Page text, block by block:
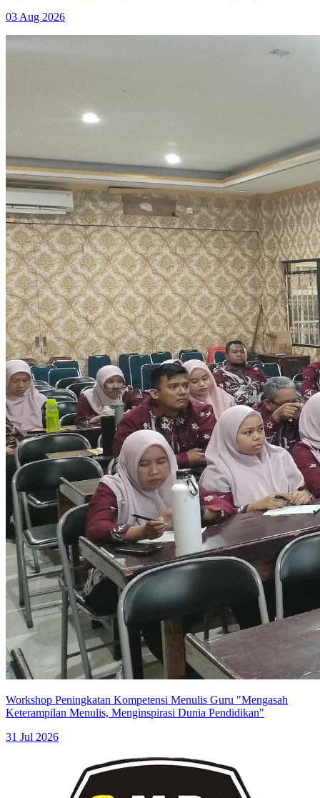
03 Aug 2026
Workshop Peningkatan Kompetensi Menulis Guru "Mengasah
Keterampilan Menulis, Menginspirasi Dunia Pendidikan"
31 Jul 2026